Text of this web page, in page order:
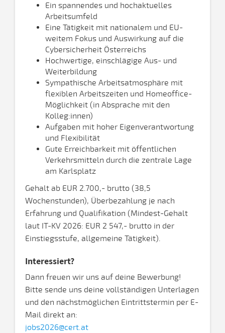
Ein spannendes und hochaktuelles
Arbeitsumfeld
Eine Tätigkeit mit nationalem und EU-
weitem Fokus und Auswirkung auf die
Cybersicherheit Österreichs
Hochwertige, einschlägige Aus- und
Weiterbildung
Sympathische Arbeitsatmosphäre mit
flexiblen Arbeitszeiten und Homeoffice-
Möglichkeit (in Absprache mit den
Kolleg:innen)
Aufgaben mit hoher Eigenverantwortung
und Flexibilität
Gute Erreichbarkeit mit öffentlichen
Verkehrsmitteln durch die zentrale Lage
am Karlsplatz
Gehalt ab EUR 2.700,- brutto (38,5
Wochenstunden), Überbezahlung je nach
Erfahrung und Qualifikation (Mindest-Gehalt
laut IT-KV 2026: EUR 2 547,- brutto in der
Einstiegsstufe, allgemeine Tätigkeit).
Interessiert?
Dann freuen wir uns auf deine Bewerbung!
Bitte sende uns deine vollständigen Unterlagen
und den nächstmöglichen Eintrittstermin per E-
Mail direkt an:
jobs2026@cert.at